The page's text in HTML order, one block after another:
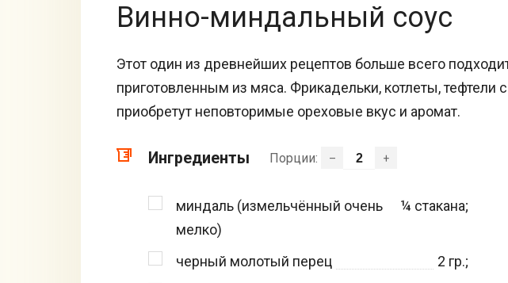
Винно-миндальный соус
Этот один из древнейших рецептов больше всего
приготовленным из мяса. Фрикадельки, котлеты, тефтели
приобретут неповторимые ореховые вкус и аромат.
Ингредиенты Порции: – +
миндаль (измельчённый очень
мелко)
¼ стакана;
черный молотый перец 2 гр.;